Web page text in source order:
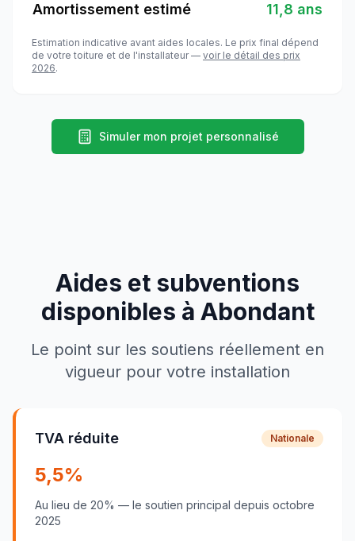
Amortissement estimé 11,8 ans
Estimation indicative avant aides locales. Le prix final dépend
de votre toiture et de l'installateur — voir le détail des prix
2026.
Simuler mon projet personnalisé
Aides et subventions
disponibles à Abondant
Le point sur les soutiens réellement en
vigueur pour votre installation
TVA réduite Nationale
5,5%
Au lieu de 20% — le soutien principal depuis octobre
2025